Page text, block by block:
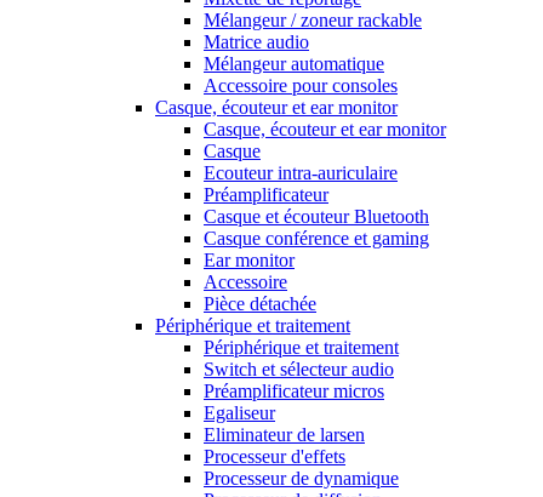
Mélangeur / zoneur rackable
Matrice audio
Mélangeur automatique
Accessoire pour consoles
Casque, écouteur et ear monitor
Casque, écouteur et ear monitor
Casque
Ecouteur intra-auriculaire
Préamplificateur
Casque et écouteur Bluetooth
Casque conférence et gaming
Ear monitor
Accessoire
Pièce détachée
Périphérique et traitement
Périphérique et traitement
Switch et sélecteur audio
Préamplificateur micros
Egaliseur
Eliminateur de larsen
Processeur d'effets
Processeur de dynamique